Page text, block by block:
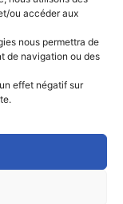
ou accéder aux
nous permettra de
de navigation ou des
effet négatif sur